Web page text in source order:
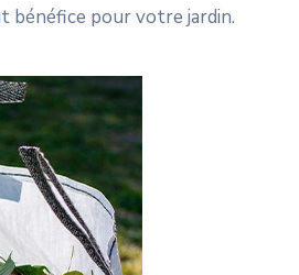
bénéfice pour votre jardin.